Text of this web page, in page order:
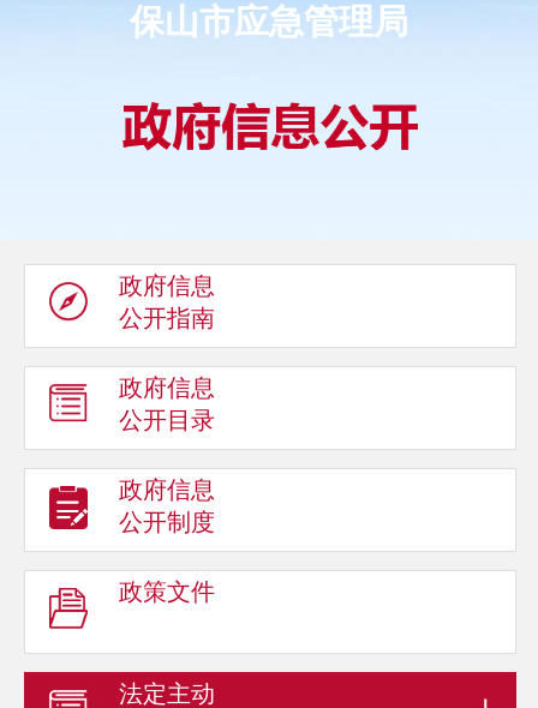
保山市应急管理局
政府信息
公开指南
政府信息
公开目录
政府信息
公开制度
政策文件
法定主动